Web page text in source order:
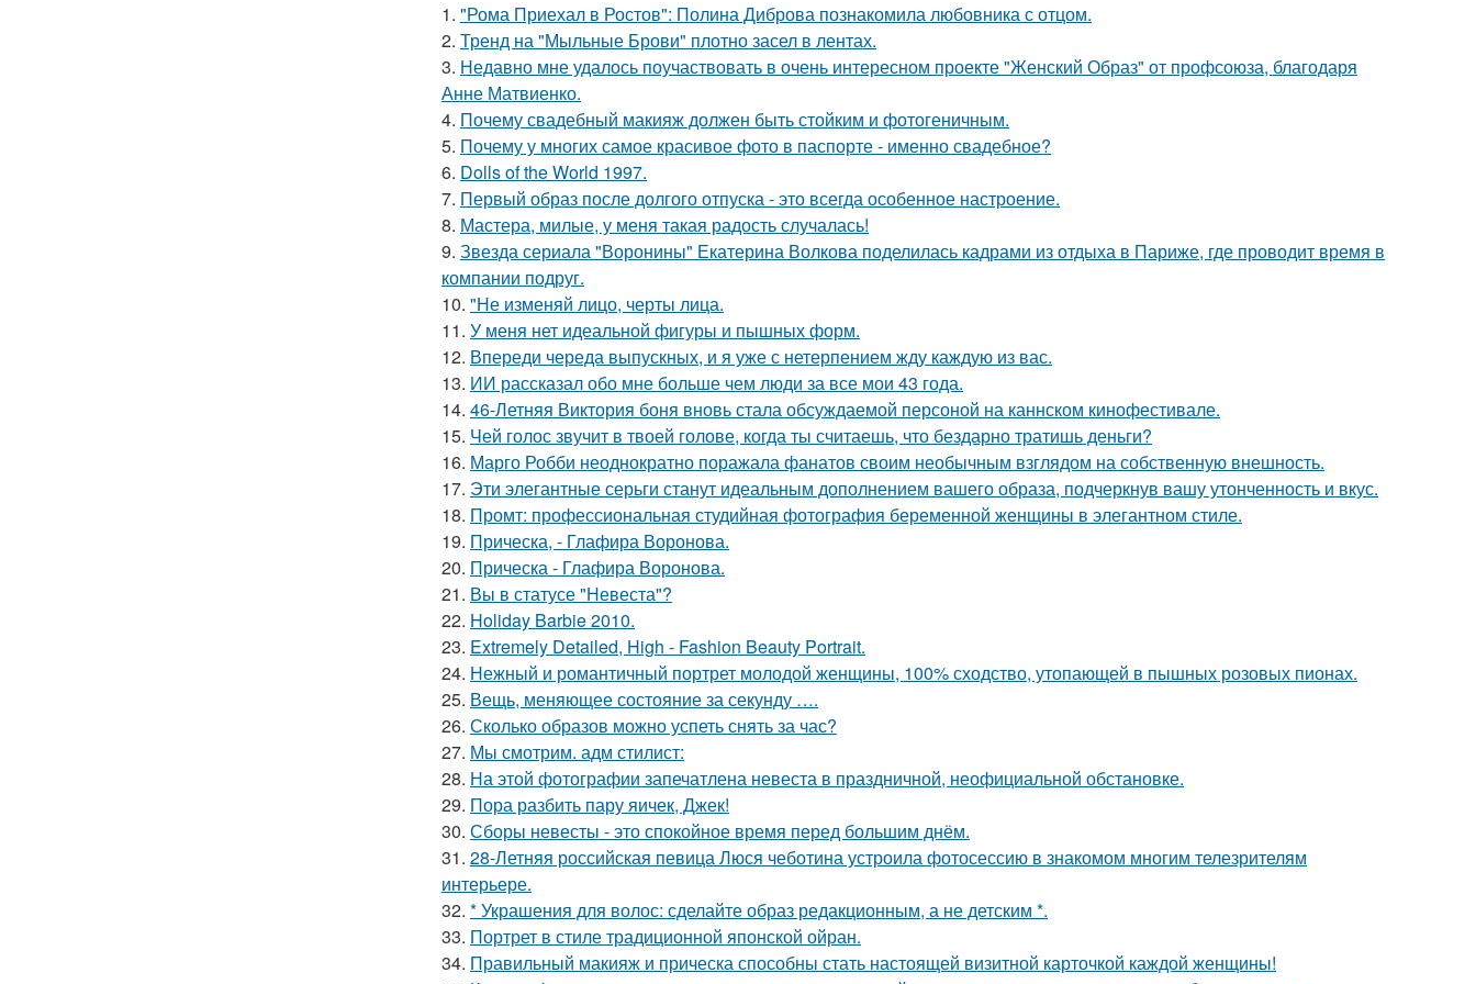
1. "Рома Приехал в Ростов": Полина Диброва познакомила любовника с отцом.
2. Тренд на "Мыльные Брови" плотно засел в лентах.
3. Недавно мне удалось поучаствовать в очень интересном проекте "Женский Образ" от профсоюза, благодаря
Анне Матвиенко.
4. Почему свадебный макияж должен быть стойким и фотогеничным.
5. Почему у многих самое красивое фото в паспорте - именно свадебное?
6. Dolls of the World 1997.
7. Первый образ после долгого отпуска - это всегда особенное настроение.
8. Мастера, милые, у меня такая радость случалась!
9. Звезда сериала "Воронины" Екатерина Волкова поделилась кадрами из отдыха в Париже, где проводит время в
компании подруг.
10. "Не изменяй лицо, черты лица.
11. У меня нет идеальной фигуры и пышных форм.
12. Впереди череда выпускных, и я уже с нетерпением жду каждую из вас.
13. ИИ рассказал обо мне больше чем люди за все мои 43 года.
14. 46-Летняя Виктория боня вновь стала обсуждаемой персоной на каннском кинофестивале.
15. Чей голос звучит в твоей голове, когда ты считаешь, что бездарно тратишь деньги?
16. Марго Робби неоднократно поражала фанатов своим необычным взглядом на собственную внешность.
17. Эти элегантные серьги станут идеальным дополнением вашего образа, подчеркнув вашу утонченность и вкус.
18. Промт: профессиональная студийная фотография беременной женщины в элегантном стиле.
19. Прическа, - Глафира Воронова.
20. Прическа - Глафира Воронова.
21. Вы в статусе "Невеста"?
22. Holiday Barbie 2010.
23. Extremely Detailed, High - Fashion Beauty Portrait.
24. Нежный и романтичный портрет молодой женщины, 100% сходство, утопающей в пышных розовых пионах.
25. Вещь, меняющее состояние за секунду ….
26. Сколько образов можно успеть снять за час?
27. Мы смотрим. адм стилист:
28. На этой фотографии запечатлена невеста в праздничной, неофициальной обстановке.
29. Пора разбить пару яичек, Джек!
30. Сборы невесты - это спокойное время перед большим днём.
31. 28-Летняя российская певица Люся чеботина устроила фотосессию в знакомом многим телезрителям
интерьере.
32. * Украшения для волос: сделайте образ редакционным, а не детским *.
33. Портрет в стиле традиционной японской ойран.
34. Правильный макияж и прическа способны стать настоящей визитной карточкой каждой женщины!